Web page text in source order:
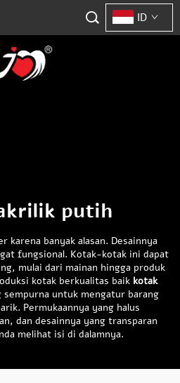
ID
putih
karena banyak alasan. Desainnya
fungsional. Kotak-kotak ini dapat
mulai dari mainan hingga produk
kotak berkualitas baik kotak
sempurna untuk mengatur barang
Permukaannya yang halus
dan desainnya yang transparan
melihat isi di dalamnya.